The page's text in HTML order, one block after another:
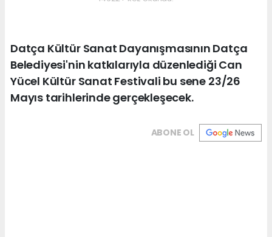
Datça Kültür Sanat Dayanışmasının Datça
Belediyesi'nin katkılarıyla düzenlediği Can
Yücel Kültür Sanat Festivali bu sene 23/26
Mayıs tarihlerinde gerçekleşecek.
ABONE OL